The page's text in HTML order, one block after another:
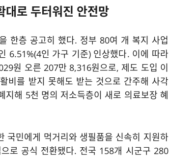
대로 두터워진 안전망
한층 공고히 했다. 정부 80여 개 복지 사업
6.51%(4인 가구 기준) 인상했다. 이에 따라
원 오른 207만 8,316원으로, 제도 도입 이
비를 받지 못해도 받는 것으로 간주해 사각
해 5천 명의 저소득층이 새로 의료보장 혜
국민에게 먹거리와 생필품을 신속히 지원하
로 공식 전환됐다. 전국 158개 시군구 280